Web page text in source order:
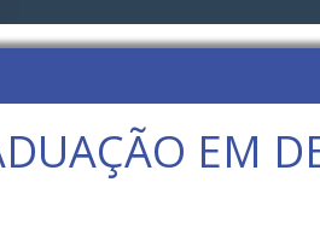
EM